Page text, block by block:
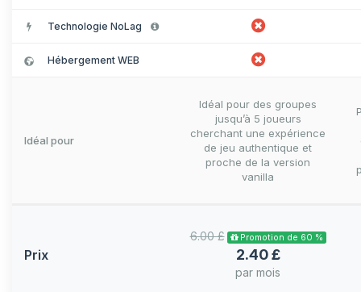
Technologie NoLag
Hébergement WEB
Idéal pour
Idéal pour des groupes
jusqu’à 5 joueurs
cherchant une expérience
de jeu authentique et
proche de la version
vanilla
Prix
6.00 £ Promotion de 60 %
2.40 £
par mois